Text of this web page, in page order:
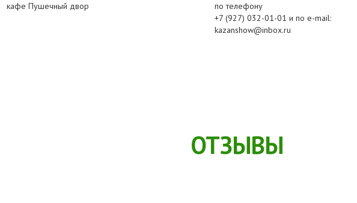
кафе Пушечный двор
по телефону
+7 (927) 032-01-01 и по e-mail:
kazanshow@inbox.ru
ОТЗЫВЫ